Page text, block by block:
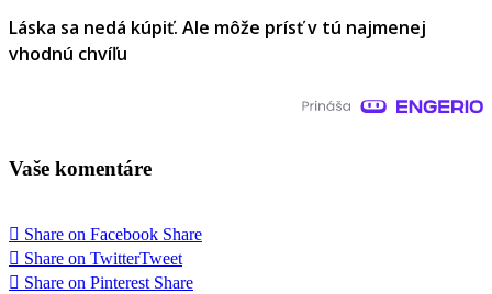
Láska sa nedá kúpiť. Ale môže prísť v tú najmenej
vhodnú chvíľu
Vaše komentáre
Share on Facebook Share
Share on TwitterTweet
Share on Pinterest Share